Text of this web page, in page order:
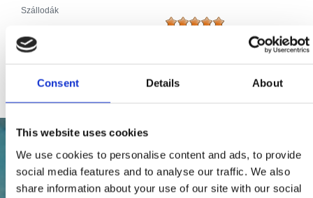
Consent Details About
This website uses cookies
We use cookies to personalise content and ads, to provide
social media features and to analyse our traffic. We also
share information about your use of our site with our social
Szállodák
Broj jedinica: